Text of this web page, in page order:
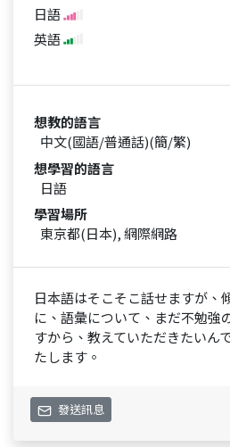
日語
英語
想教的語言
中文(國語/普通話)(簡/繁)
想學習的語言
日語
學習場所
東京都(日本), 網際網路
日本語はそこそこ話せますが、
に、語彙について、まだ不勉強
すから、教えていただきたいん
たします。
發送訊息